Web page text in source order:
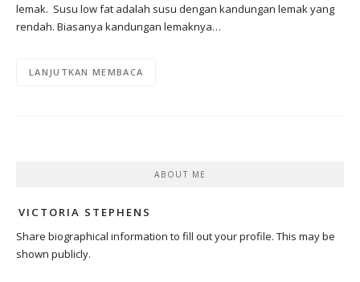
lemak. Susu low fat adalah susu dengan kandungan lemak yang
rendah. Biasanya kandungan lemaknya…
LANJUTKAN MEMBACA
ABOUT ME
VICTORIA STEPHENS
Share biographical information to fill out your profile. This may be
shown publicly.